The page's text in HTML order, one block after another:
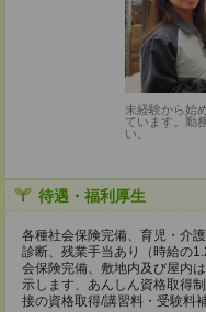
未経験から始
ています。勤
い。
待遇・福利厚生
各種社会保険完備、育児・介
診断、残業手当あり（時給の
会保険完備、敷地内及び屋内
示します、あんしん資格取得
接の資格取得/講習料・受験料